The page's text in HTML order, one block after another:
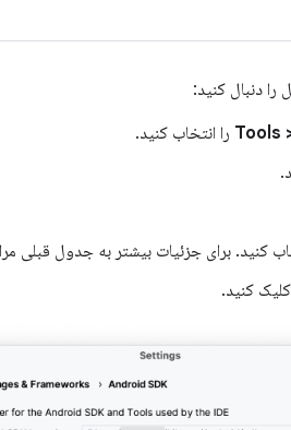
دنبال کنید:
Tools را انتخاب کنید.
کنید. برای جزئیات بیشتر به جدول قبلی
کلیک کنید.